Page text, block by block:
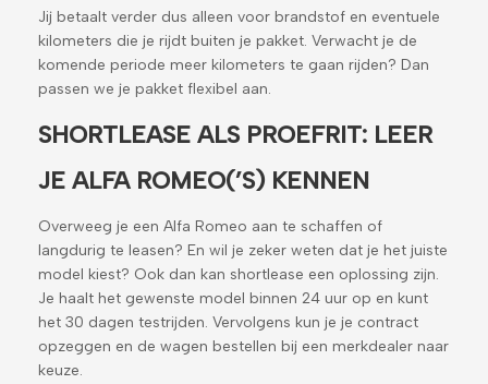
Jij betaalt verder dus alleen voor brandstof en eventuele
kilometers die je rijdt buiten je pakket. Verwacht je de
komende periode meer kilometers te gaan rijden? Dan
passen we je pakket flexibel aan.
SHORTLEASE ALS PROEFRIT: LEER
JE ALFA ROMEO(’S) KENNEN
Overweeg je een Alfa Romeo aan te schaffen of
langdurig te leasen? En wil je zeker weten dat je het juiste
model kiest? Ook dan kan shortlease een oplossing zijn.
Je haalt het gewenste model binnen 24 uur op en kunt
het 30 dagen testrijden. Vervolgens kun je je contract
opzeggen en de wagen bestellen bij een merkdealer naar
keuze.